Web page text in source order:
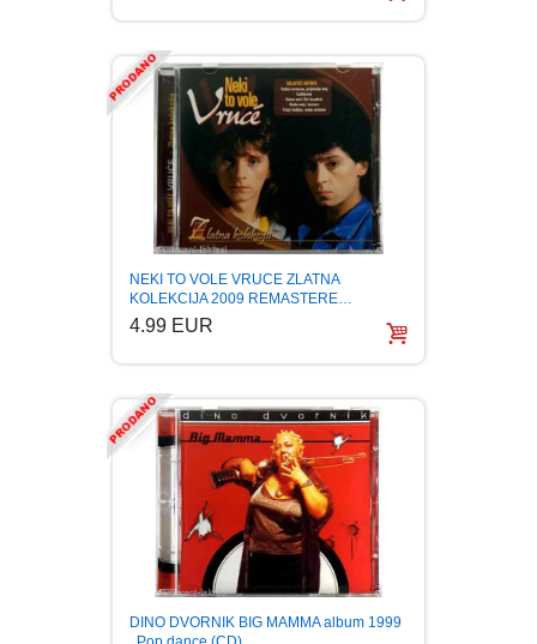
NEKI TO VOLE VRUCE ZLATNA
KOLEKCIJA 2009 REMASTERE…
4.99 EUR
DINO DVORNIK BIG MAMMA album 1999